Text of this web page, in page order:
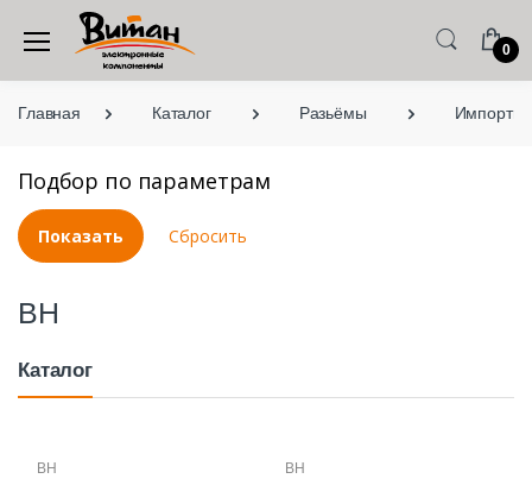
0
Главная Каталог Разьёмы
Подбор по параметрам
BH
Каталог
BH
BH